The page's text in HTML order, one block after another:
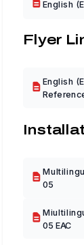
English
Flyer
English
05
05 EAC